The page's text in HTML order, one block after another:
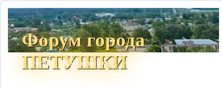
Форум города
ПЕТУШКИ
Форум Участники Сайт
Поиск
Регистрация